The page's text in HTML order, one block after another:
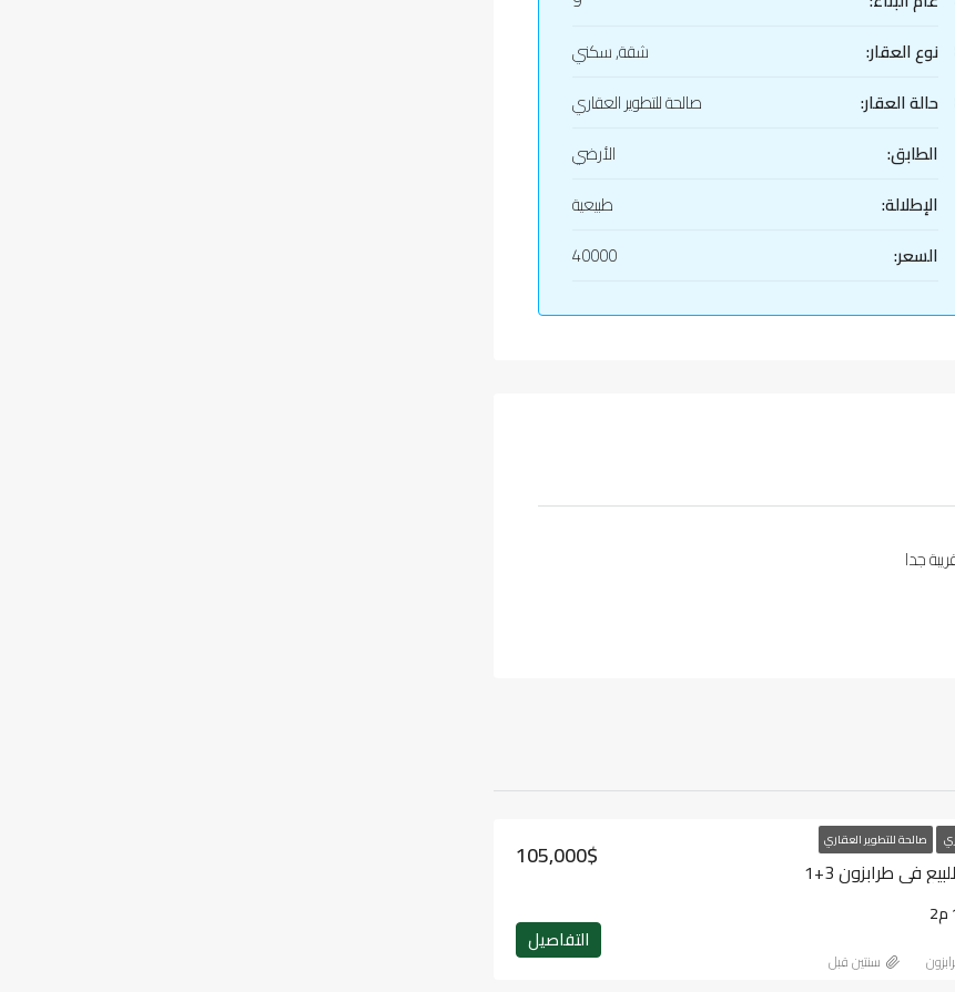
نوع العقار:
شقة, سكني
حالة العقار:
صالحة للتطوير العقاري
الطابق:
الأرضي
الإطلالة:
طبيعية
السعر:
40000
جدا
صالحة للتطوير العقاري
في طرابزون 3+1 105,000$
التفاصيل
‏سنتين قبل